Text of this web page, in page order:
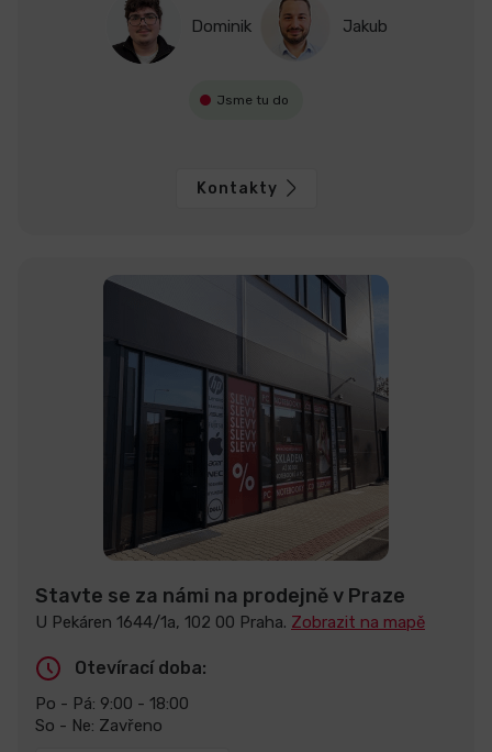
Dominik Jakub
Jsme tu do
Kontakty
Stavte se za námi na prodejně v Praze
U Pekáren 1644/1a, 102 00 Praha. Zobrazit na mapě
Otevírací doba:
Po - Pá: 9:00 - 18:00
So - Ne: Zavřeno